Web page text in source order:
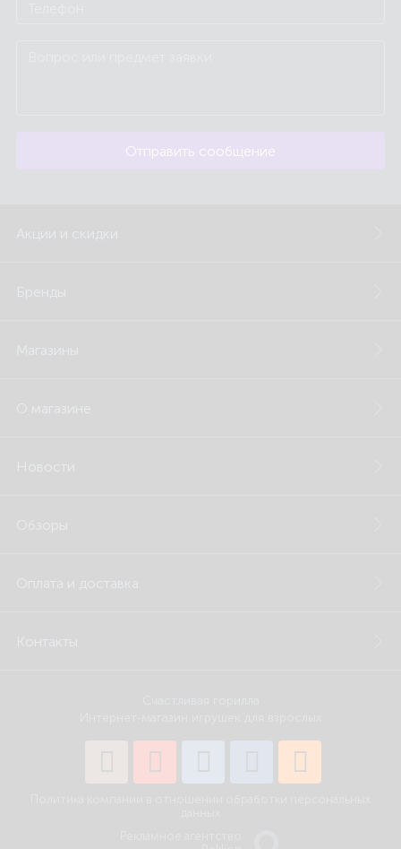
Отправить сообщение
Акции и скидки
Бренды
Магазины
О магазине
Новости
Обзоры
Оплата и доставка
Контакты